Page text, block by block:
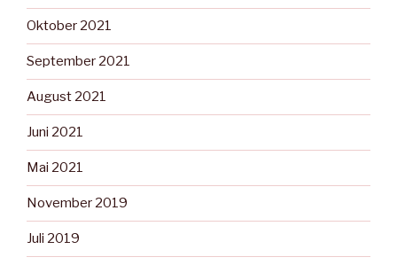
Oktober 2021
September 2021
August 2021
Juni 2021
Mai 2021
November 2019
Juli 2019